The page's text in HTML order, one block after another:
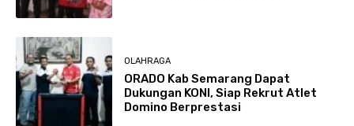
OLAHRAGA
ORADO Kab Semarang Dapat
Dukungan KONI, Siap Rekrut Atlet
Domino Berprestasi